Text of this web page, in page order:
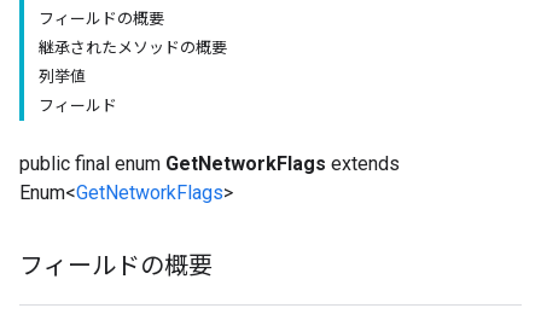
フィールドの概要
継承されたメソッドの概要
列挙値
フィールド
public final enum GetNetworkFlags extends
Enum<GetNetworkFlags>
フィールドの概要